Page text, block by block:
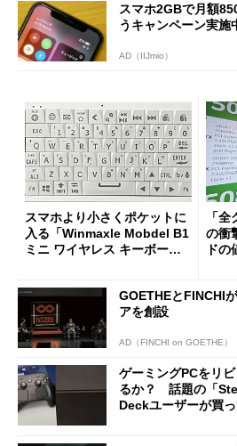
スマホ2GBで月額
うキャンペーン実施
AD（IIJmio）
スマホより小さくポケットに
入る「Winmaxle Mobdel B1
ミニ ワイヤレス キーボー
「
の衝
ドの
GOETHEとFINCHI
アを創設
AD（FINCHI on GOETHE）
ゲーミングPCをリ
るか？ 話題の「
Deckユーザーが買